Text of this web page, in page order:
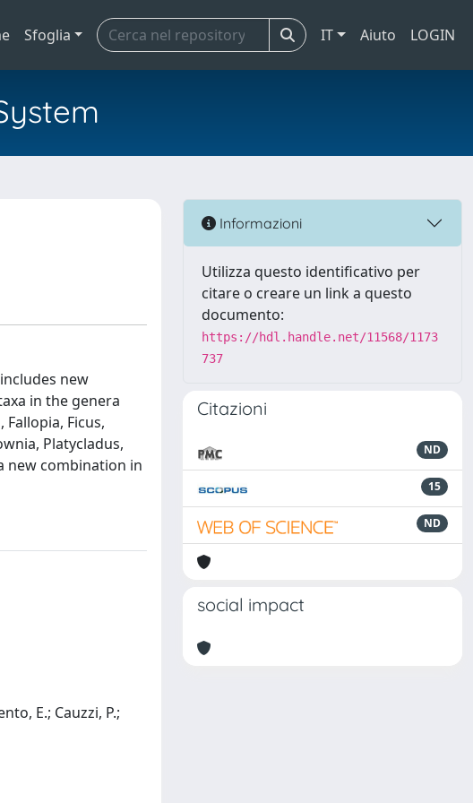
Sfoglia IT Aiuto LOGIN
new
in the genera
Ficus,
Platycladus,
new combination in
E.; Cauzzi, P.;
Informazioni
Utilizza questo identificativo per
citare o creare un link a questo
documento:
https://hdl.handle.net/11568/1173
737
Citazioni
ND
15
ND
social impact